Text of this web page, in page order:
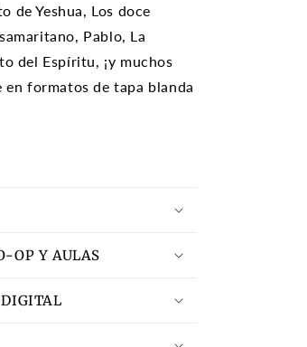
de Yeshua, Los doce
Pablo, La
del Espíritu, ¡y muchos
formatos de tapa blanda
OP Y AULAS